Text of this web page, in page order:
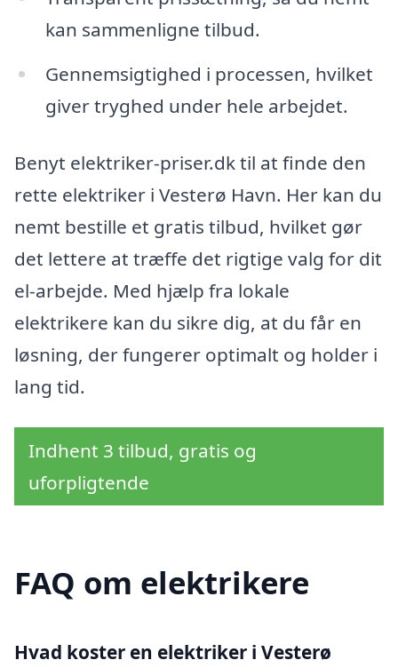
kan sammenligne tilbud.
Gennemsigtighed i processen, hvilket
giver tryghed under hele arbejdet.
Benyt elektriker-priser.dk til at finde den
rette elektriker i Vesterø Havn. Her kan du
nemt bestille et gratis tilbud, hvilket gør
det lettere at træffe det rigtige valg for dit
el-arbejde. Med hjælp fra lokale
elektrikere kan du sikre dig, at du får en
løsning, der fungerer optimalt og holder i
lang tid.
Indhent 3 tilbud, gratis og
uforpligtende
FAQ om elektrikere
Hvad koster en elektriker i Vesterø